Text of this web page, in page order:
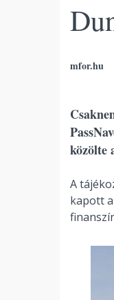
mfor.hu
közölte
A
kapott